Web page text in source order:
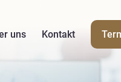
uns Kontakt